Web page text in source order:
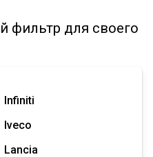
фильтр для своего
Infiniti
Iveco
Lancia